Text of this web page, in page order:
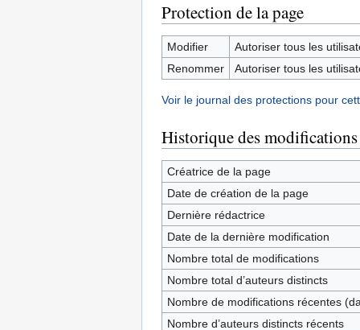
Protection de la page
Modifier
Autoriser tous les
Renommer
Autoriser tous les
Voir le journal des protections pour
Historique des modifications
Créatrice de la page
Date de création de la page
Dernière rédactrice
Date de la dernière modification
Nombre total de modifications
Nombre total d’auteurs distincts
Nombre de modifications récentes
Nombre d’auteurs distincts récents